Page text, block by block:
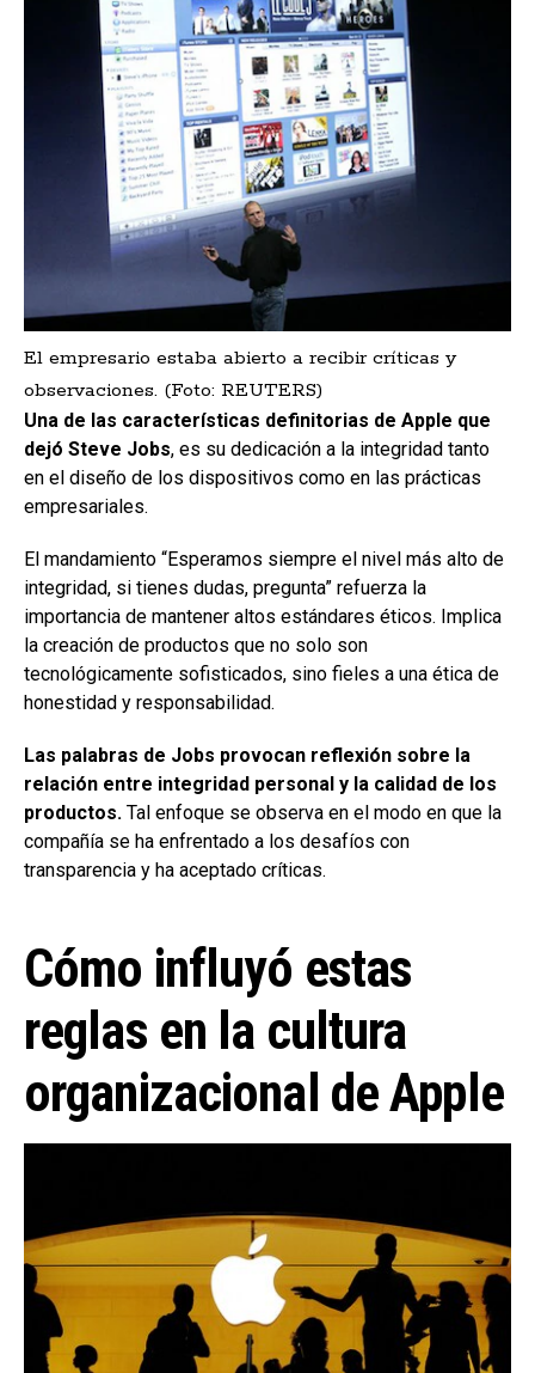
El empresario estaba abierto a recibir críticas y
observaciones. (Foto: REUTERS)
Una de las características definitorias de Apple que
dejó Steve Jobs, es su dedicación a la integridad tanto
en el diseño de los dispositivos como en las prácticas
empresariales.
El mandamiento “Esperamos siempre el nivel más alto de
integridad, si tienes dudas, pregunta” refuerza la
importancia de mantener altos estándares éticos. Implica
la creación de productos que no solo son
tecnológicamente sofisticados, sino fieles a una ética de
honestidad y responsabilidad.
Las palabras de Jobs provocan reflexión sobre la
relación entre integridad personal y la calidad de los
productos. Tal enfoque se observa en el modo en que la
compañía se ha enfrentado a los desafíos con
transparencia y ha aceptado críticas.
Cómo influyó estas
reglas en la cultura
organizacional de Apple